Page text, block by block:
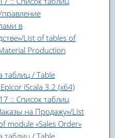
в
List of tables of
Production
таблиц / Table
iScala 3.2 (x64)
:: Список таблиц
на Продажу»/List
module «Sales Order»
таблиц / Table